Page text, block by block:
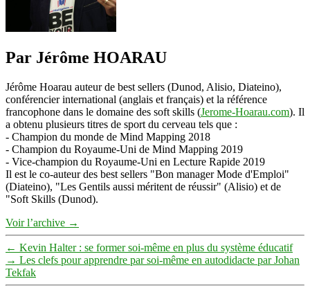
Par Jérôme HOARAU
Jérôme Hoarau auteur de best sellers (Dunod, Alisio, Diateino),
conférencier international (anglais et français) et la référence
francophone dans le domaine des soft skills (Jerome-Hoarau.com). Il
a obtenu plusieurs titres de sport du cerveau tels que :
- Champion du monde de Mind Mapping 2018
- Champion du Royaume-Uni de Mind Mapping 2019
- Vice-champion du Royaume-Uni en Lecture Rapide 2019
Il est le co-auteur des best sellers "Bon manager Mode d'Emploi"
(Diateino), "Les Gentils aussi méritent de réussir" (Alisio) et de
"Soft Skills (Dunod).
Voir l’archive →
← Kevin Halter : se former soi-même en plus du système éducatif
→ Les clefs pour apprendre par soi-même en autodidacte par Johan
Tekfak